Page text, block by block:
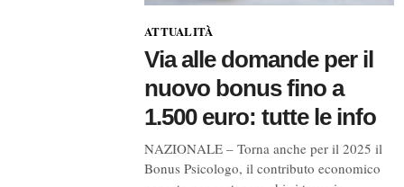
ATTUALITÀ
Via alle domande per il
nuovo bonus fino a
1.500 euro: tutte le info
NAZIONALE – Torna anche per il 2025 il
Bonus Psicologo, il contributo economico